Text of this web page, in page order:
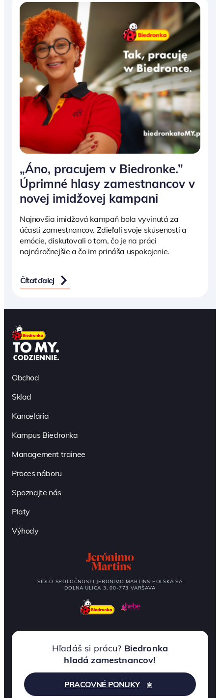
„Áno, pracujem v Biedronke.”
Úprimné hlasy zamestnancov v
novej imidžovej kampani
Najnovšia imidžová kampaň bola vyvinutá za
účasti zamestnancov. Zdieľali svoje skúsenosti a
emócie, diskutovali o tom, čo je na práci
najnáročnejšie a čo im prináša uspokojenie.
Čítať ďalej
Obchod
Sklad
Kancelária
Kampus Biedronka
Management trainee
Proces náboru
Spoznajte nás
Platy
Výhody
SÍDLO SPOLOČNOSTI JERONIMO MARTINS POLSKA SA
DOLNA ULICA 3, 00-773 VARŠAVA
Hľadáš si prácu? Biedronka
hľadá zamestnancov!
PRACOVNÉ PONUKY